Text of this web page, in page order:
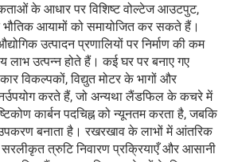
के आधार पर विशिष्ट वोल्टेज आउटपुट,
भौतिक आयामों को समायोजित कर सकते हैं।
उत्पादन प्रणालियों पर निर्माण की कम
लाभ उत्पन्न होते हैं। कई घर पर बनाए गए
विकल्पकों, विद्युत मोटर के भागों और
करते हैं, जो अन्यथा लैंडफिल के कचरे में
कार्बन पदचिह्न को न्यूनतम करता है, जबकि
उपकरण बनाता है। रखरखाव के लाभों में आंतरिक
त्रुटि निवारण प्रक्रियाएँ और आसानी